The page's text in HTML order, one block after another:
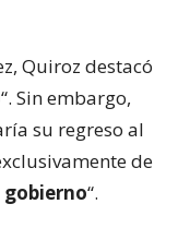
Quiroz destacó
“. Sin embargo,
su regreso al
de
gobierno“.